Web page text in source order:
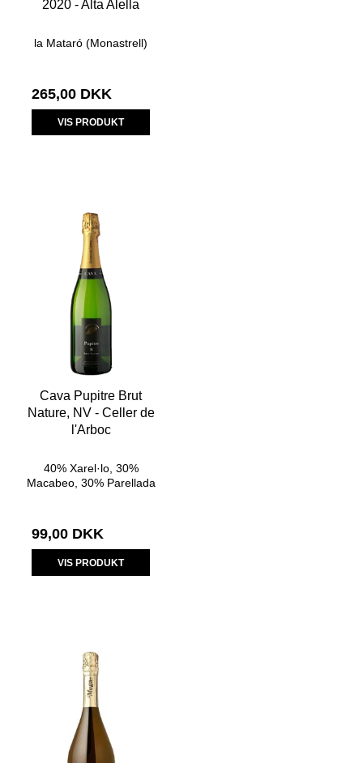
2020 - Alta Alella
la Mataró (Monastrell)
265,00 DKK
VIS PRODUKT
Cava Pupitre Brut
Nature, NV - Celler de
l'Arboc
40% Xarel·lo, 30%
Macabeo, 30% Parellada
99,00 DKK
VIS PRODUKT